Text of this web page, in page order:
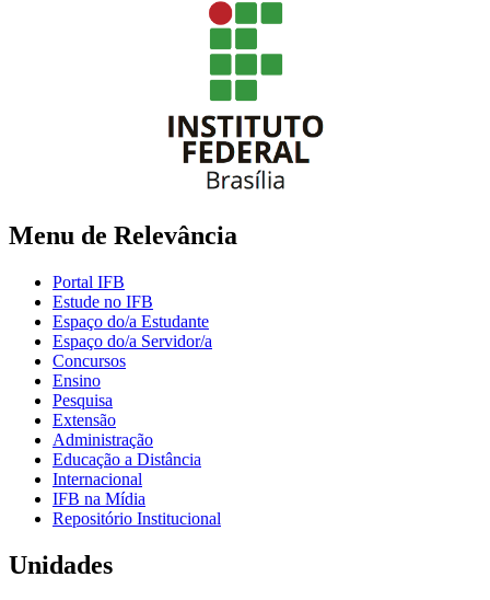
Menu de Relevância
Portal IFB
Estude no IFB
Espaço do/a Estudante
Espaço do/a Servidor/a
Concursos
Ensino
Pesquisa
Extensão
Administração
Educação a Distância
Internacional
IFB na Mídia
Repositório Institucional
Unidades